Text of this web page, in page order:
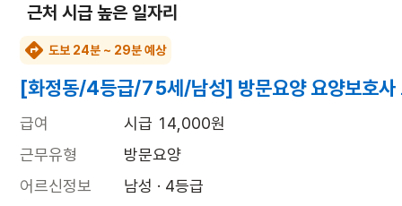
근처 시급 높은 일자리
도보 24분 ~ 29분 예상
[화정동/4등급/75세/남성] 방문요양 요양보호사
급여
시급 14,000원
근무유형
방문요양
어르신정보
남성 · 4등급